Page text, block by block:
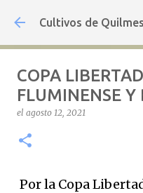
Ir al
Cultivos de Quilmes
COPA
FLUMINENSE Y
el agosto 12, 2021
Por la Copa